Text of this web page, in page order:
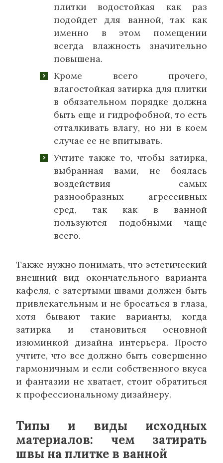
плитки водостойкая как раз
подойдет для ванной, так как
именно в этом помещении
всегда влажность значительно
повышена.
Кроме всего прочего,
влагостойкая затирка для плитки
в обязательном порядке должна
быть еще и гидрофобной, то есть
отталкивать влагу, но ни в коем
случае ее не впитывать.
Учтите также то, чтобы затирка,
выбранная вами, не боялась
воздействия самых
разнообразных агрессивных
сред, так как в ванной
пользуются подобными чаще
всего.
Также нужно понимать, что эстетический
внешний вид окончательного варианта
кафеля, с затертыми швами должен быть
привлекательным и не бросаться в глаза,
хотя бывают такие варианты, когда
затирка и становиться основной
изюминкой дизайна интерьера. Просто
учтите, что все должно быть совершенно
гармоничным и если собственного вкуса
и фантазии не хватает, стоит обратиться
к профессиональному дизайнеру.
Типы и виды исходных
материалов: чем затирать
швы на плитке в ванной